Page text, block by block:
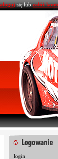
się lubzałóż
login